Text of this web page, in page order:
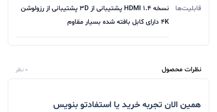
قابلیت‌ها
نسخه ۱.۴ HDMI پشتیبانی از ۳D پشتیبانی از رزولوشن
۴K دارای کابل بافته شده بسیار مقاوم
نظرات محصول 0 نظر
همین الان تجربه خرید یا استفادتو بنویس